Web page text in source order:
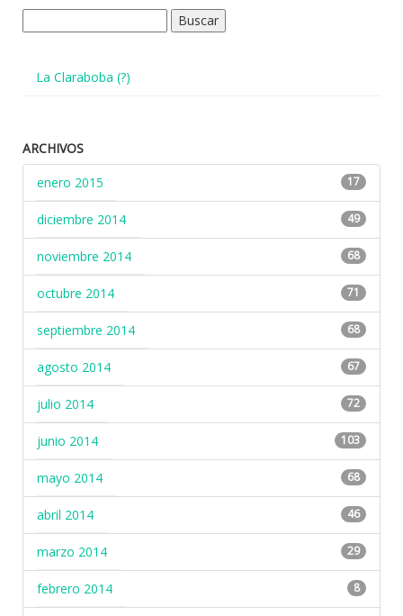
La Claraboba (?)
ARCHIVOS
enero 2015
17
diciembre 2014 49
noviembre 2014 68
octubre 2014 71
septiembre 2014 68
agosto 2014 67
julio 2014 72
junio 2014 103
mayo 2014 68
abril 2014 46
marzo 2014 29
febrero 2014 8